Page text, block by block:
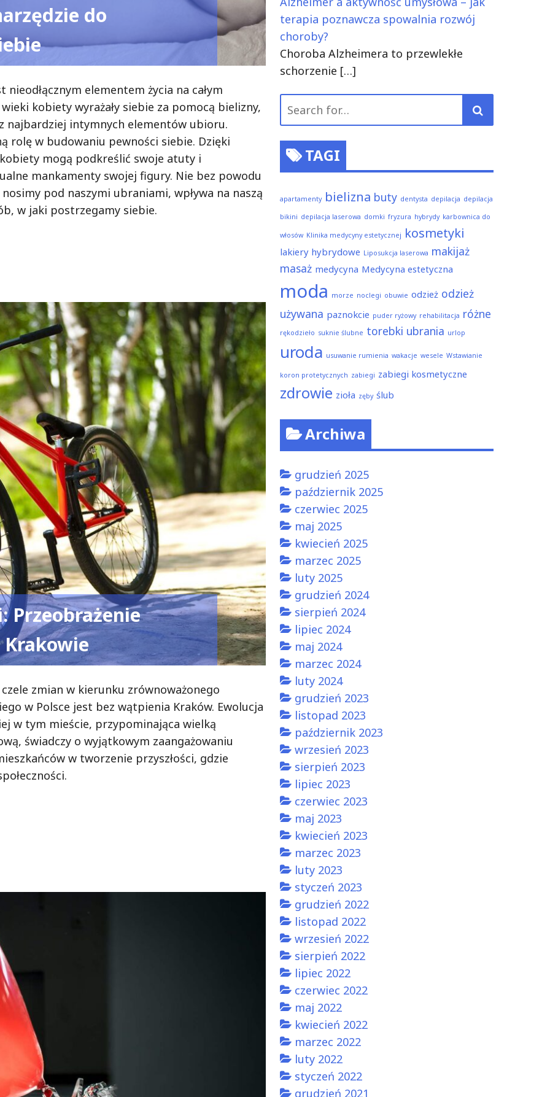
do
nieodłącznym elementem życia na całym
wieki kobiety wyrażały siebie za pomocą bielizny,
najbardziej intymnych elementów ubioru.
rolę w budowaniu pewności siebie. Dzięki
mogą podkreślić swoje atuty i
mankamenty swojej figury. Nie bez powodu
pod naszymi ubraniami, wpływa na naszą
w jaki postrzegamy siebie.
Przeobrażenie
zmian w kierunku zrównoważonego
w Polsce jest bez wątpienia Kraków. Ewolucja
w tym mieście, przypominająca wielką
świadczy o wyjątkowym zaangażowaniu
w tworzenie przyszłości, gdzie
terapia poznawcza spowalnia rozwój
choroby?
Choroba Alzheimera to przewlekłe
schorzenie […]
for:
TAGI
apartamenty bielizna buty dentysta depilacja depilacja
bikini depilacja laserowa domki fryzura hybrydy karbownica do
włosów Klinika medycyny estetycznej kosmetyki
lakiery hybrydowe Liposukcja laserowa makijaż
masaż medycyna Medycyna estetyczna
moda morze noclegi obuwie odzież odzież
używana paznokcie puder ryżowy rehabilitacja różne
rękodzieło suknie ślubne torebki ubrania urlop
uroda usuwanie rumienia wakacje wesele Wstawianie
koron protetycznych zabiegi zabiegi kosmetyczne
zdrowie zioła zęby ślub
Archiwa
grudzień 2025
październik 2025
czerwiec 2025
maj 2025
kwiecień 2025
marzec 2025
luty 2025
grudzień 2024
sierpień 2024
lipiec 2024
maj 2024
marzec 2024
luty 2024
grudzień 2023
listopad 2023
październik 2023
wrzesień 2023
sierpień 2023
lipiec 2023
czerwiec 2023
maj 2023
kwiecień 2023
marzec 2023
luty 2023
styczeń 2023
grudzień 2022
listopad 2022
wrzesień 2022
sierpień 2022
lipiec 2022
czerwiec 2022
maj 2022
kwiecień 2022
marzec 2022
luty 2022
styczeń 2022
grudzień 2021